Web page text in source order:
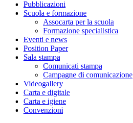
Pubblicazioni
Scuola e formazione
Assocarta per la scuola
Formazione specialistica
Eventi e news
Position Paper
Sala stampa
Comunicati stampa
Campagne di comunicazione
Videogallery
Carta e digitale
Carta e igiene
Convenzioni